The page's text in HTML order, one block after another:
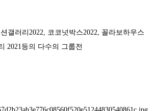
갤러리2022, 코코넛박스2022, 꼴라보하우스
2021등의 다수의 그룹전